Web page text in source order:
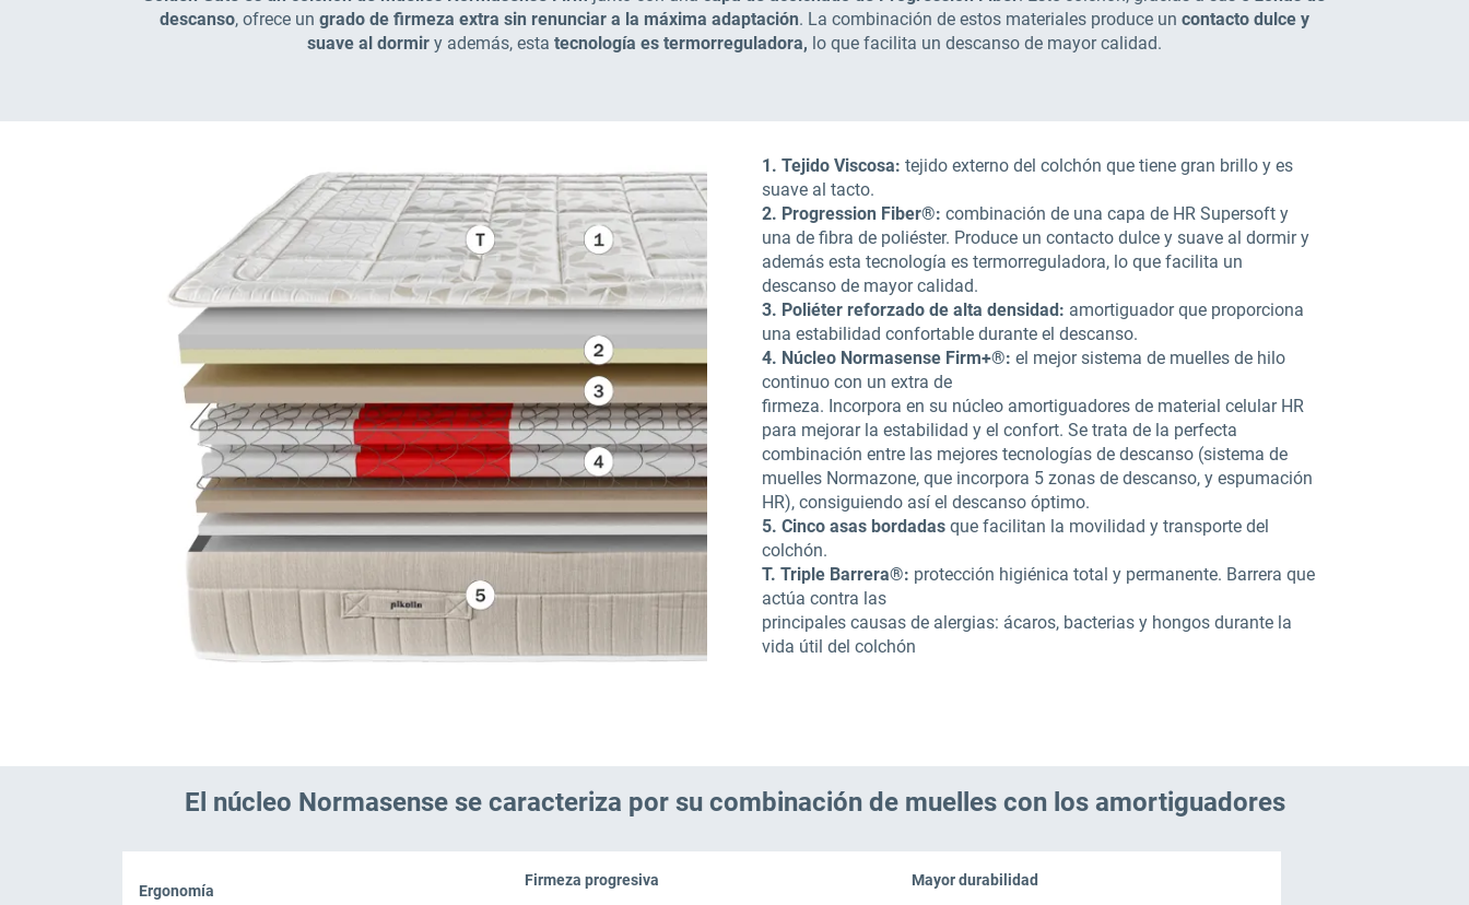
descanso, ofrece un grado de firmeza extra sin renunciar a la máxima adaptación. La combinación de estos materiales produce un contacto dulce y
suave al dormiry además, esta tecnología es termorreguladora, lo que facilita un descanso de mayor calidad.
1. Tejido Viscosa: tejido externo del colchón que tiene gran brillo y es
suave al tacto.
2. Progression Fiber®: combinación de una capa de HR Supersoft y
una de fibra de poliéster. Produce un contacto dulce y suave al dormir y
además esta tecnología es termorreguladora, lo que facilita un
descanso de mayor calidad.
3. Poliéter reforzado de alta densidad: amortiguador que proporciona
una estabilidad confortable durante el descanso.
4. Núcleo Normasense Firm+®: el mejor sistema de muelles de hilo
continuo con un extra de
firmeza. Incorpora en su núcleo amortiguadores de material celular HR
para mejorar la estabilidad y el confort. Se trata de la perfecta
combinación entre las mejores tecnologías de descanso (sistema de
muelles Normazone, que incorpora 5 zonas de descanso, y espumación
HR), consiguiendo así el descanso óptimo.
5. Cinco asas bordadas que facilitan la movilidad y transporte del
colchón.
T. Triple Barrera®: protección higiénica total y permanente. Barrera que
actúa contra las
principales causas de alergias: ácaros, bacterias y hongos durante la
vida útil del colchón
El núcleo Normasense se caracteriza por su combinación de muelles con los amortiguadores
Ergonomía
Firmeza progresiva Mayor durabilidad